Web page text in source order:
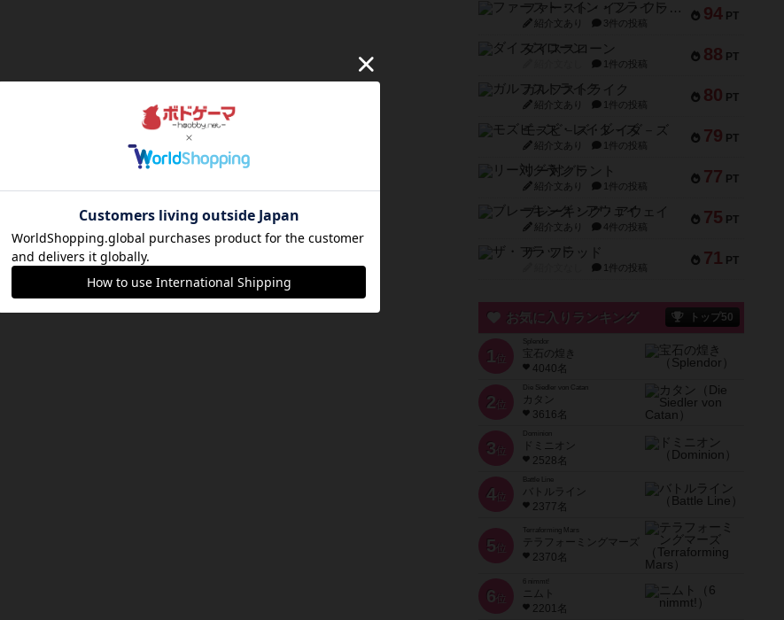
94 PT
ファースト・イン・フライト
紹介文あり 3件の投稿
88 PT
ダイススローン
1件の投稿
80 PT
ガルフストライク
紹介文あり 1件の投稿
79 PT
モズビ－ズ・レイダ－ズ
紹介文あり 1件の投稿
77 PT
リー対グラント
紹介文あり 1件の投稿
75 PT
ブレーキング・アウェイ
紹介文あり 4件の投稿
71 PT
ザ・フラッド
1件の投稿
お気に入りランキング トップ50
1 位
宝石の煌き
4040名
2 位
Die Siedler von Catan
カタン
3616名
3 位
ドミニオン
2528名
4位
Battle Line
バトルライン
2377名
5 位
Terraforming Mars
テラフォーミングマーズ
2370名
6 位
ニムト
2201名